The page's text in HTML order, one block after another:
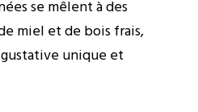
se mêlent à des
miel et de bois frais,
unique et